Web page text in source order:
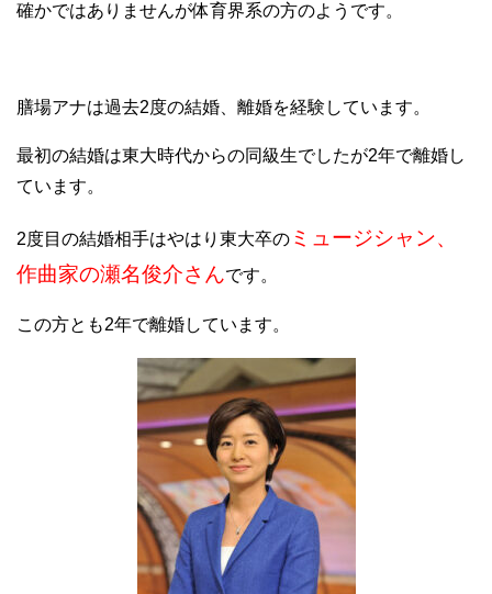
確かではありませんが体育界系の方のようです。
膳場アナは過去2度の結婚、離婚を経験しています。
最初の結婚は東大時代からの同級生でしたが2年で離婚し
ています。
2度目の結婚相手はやはり東大卒の ミュージシャン、
作曲家の瀬名俊介さんです。
この方とも2年で離婚しています。